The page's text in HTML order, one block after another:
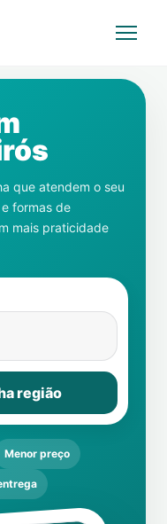
que atendem o seu
formas de
mais praticidade
região
Menor preço